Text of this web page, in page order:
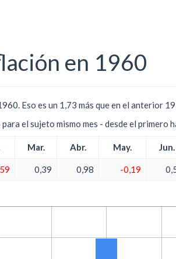
en 1960
Eso es un 1,73 más que en el anterior
el sujeto mismo mes - desde el primero
Mar. Abr. May. Jun.
0,39 0,98 -0,19